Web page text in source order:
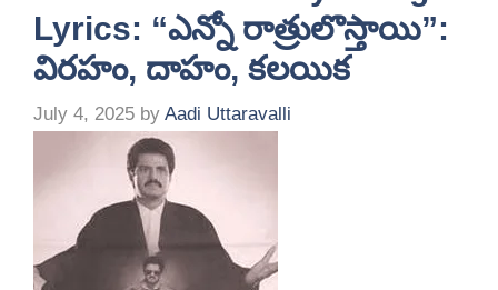
Lyrics: “ఎన్నో రాత్రులొస్తాయి”:
విరహం, దాహం, కలయిక
July 4, 2025 by Aadi Uttaravalli